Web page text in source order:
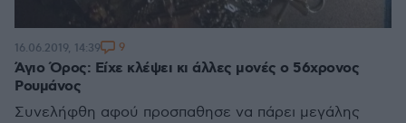
Άγιο Όρος: Είχε κλέψει κι άλλες μονές ο 56χρονος
Ρουμάνος
Συνελήφθη αφού προσπαθησε να πάρει μεγάλης
16.06.2019, 14:39 9